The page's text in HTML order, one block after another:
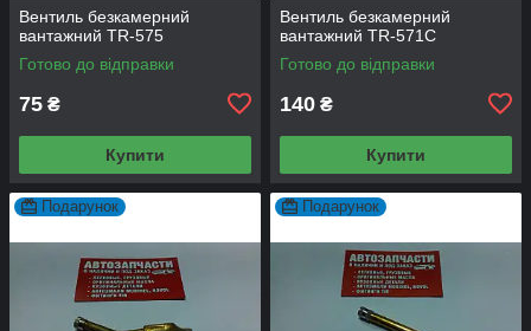
Вентиль безкамерний
вантажний TR-575
Готово до відправки
75 ₴
Купити
Вентиль безкамерний
вантажний TR-571С
Готово до відправки
140 ₴
Купити
Подарунок Подарунок